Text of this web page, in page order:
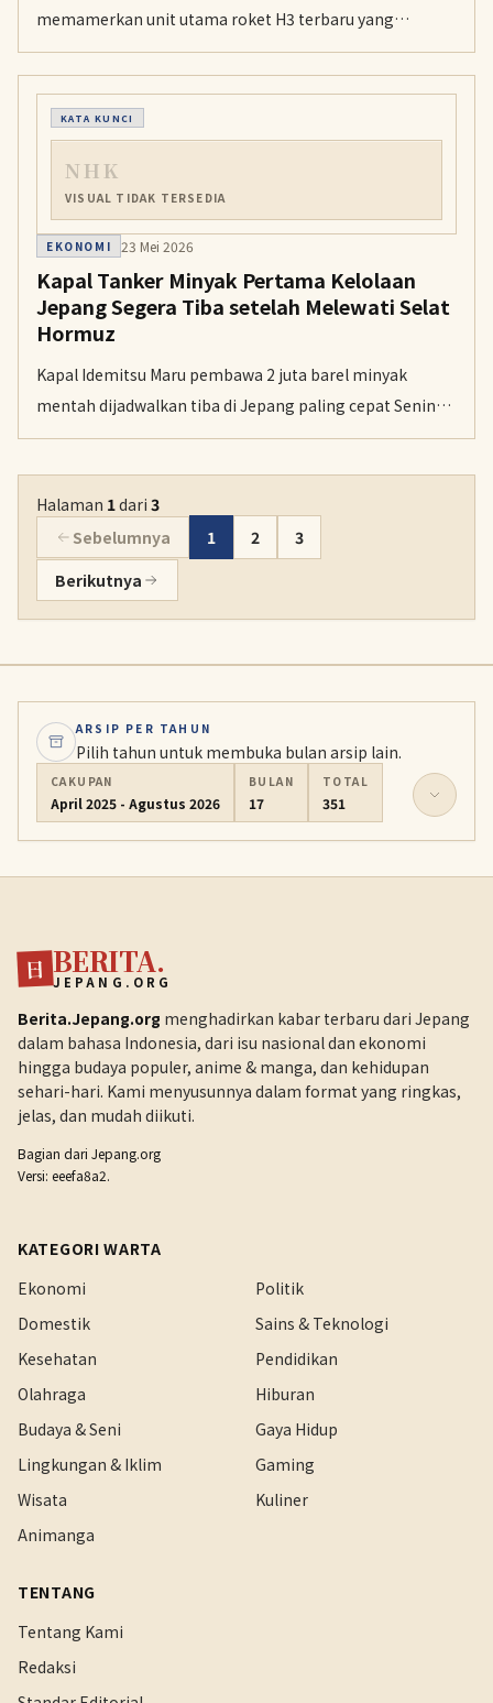
memamerkan unit utama roket H3 terbaru yang
dijadwalkan meluncur 10 Juni mendatang sebagai uji
coba pertama peluncuran tanpa booster.
KATA KUNCI
NHK
VISUAL TIDAK TERSEDIA
EKONOMI 23 Mei 2026
Kapal Tanker Minyak Pertama Kelolaan
Jepang Segera Tiba setelah Melewati Selat
Hormuz
Kapal Idemitsu Maru pembawa 2 juta barel minyak
mentah dijadwalkan tiba di Jepang paling cepat Senin
ini. Ini merupakan tanker pertama kelolaan perusahaan
dimulainya blokade kawasan tersebut.
Halaman 1dari 3
Sebelumnya
1 2
3
Berikutnya
ARSIP PER TAHUN
Pilih tahun untuk membuka bulan arsip lain.
CAKUPAN
April 2025 - Agustus 2026
BULAN
17
TOTAL
351
日 BERITA.
JEPANG.ORG
Berita.Jepang.org menghadirkan kabar terbaru dari Jepang
dalam bahasa Indonesia, dari isu nasional dan ekonomi
hingga budaya populer, anime & manga, dan kehidupan
sehari-hari. Kami menyusunnya dalam format yang ringkas,
jelas, dan mudah diikuti.
Bagian dari Jepang.org
Versi: eeefa8a2.
KATEGORI WARTA
Ekonomi
Politik
Domestik
Sains & Teknologi
Kesehatan
Pendidikan
Olahraga
Hiburan
Budaya & Seni
Gaya Hidup
Lingkungan & Iklim
Gaming
Wisata
Kuliner
Animanga
TENTANG
Tentang Kami
Redaksi